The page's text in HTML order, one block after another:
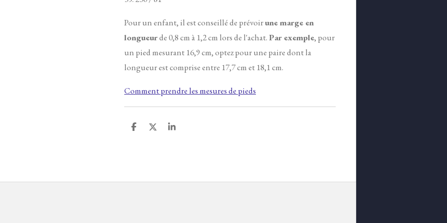
Pour un enfant, il est conseillé de prévoirune marge en
longueurde 0,8 cm à 1,2 cm lors de l'achat.Par exemple, pour
un pied mesurant 16,9 cm, optez pour une paire dont la
longueur est comprise entre 17,7 cm et 18,1 cm.
Comment prendre les mesures de pieds
P
e
P
e
P
e